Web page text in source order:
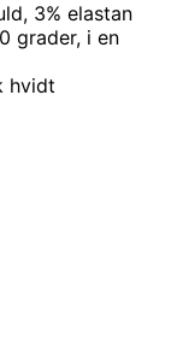
3% elastan
grader, i en
hvidt